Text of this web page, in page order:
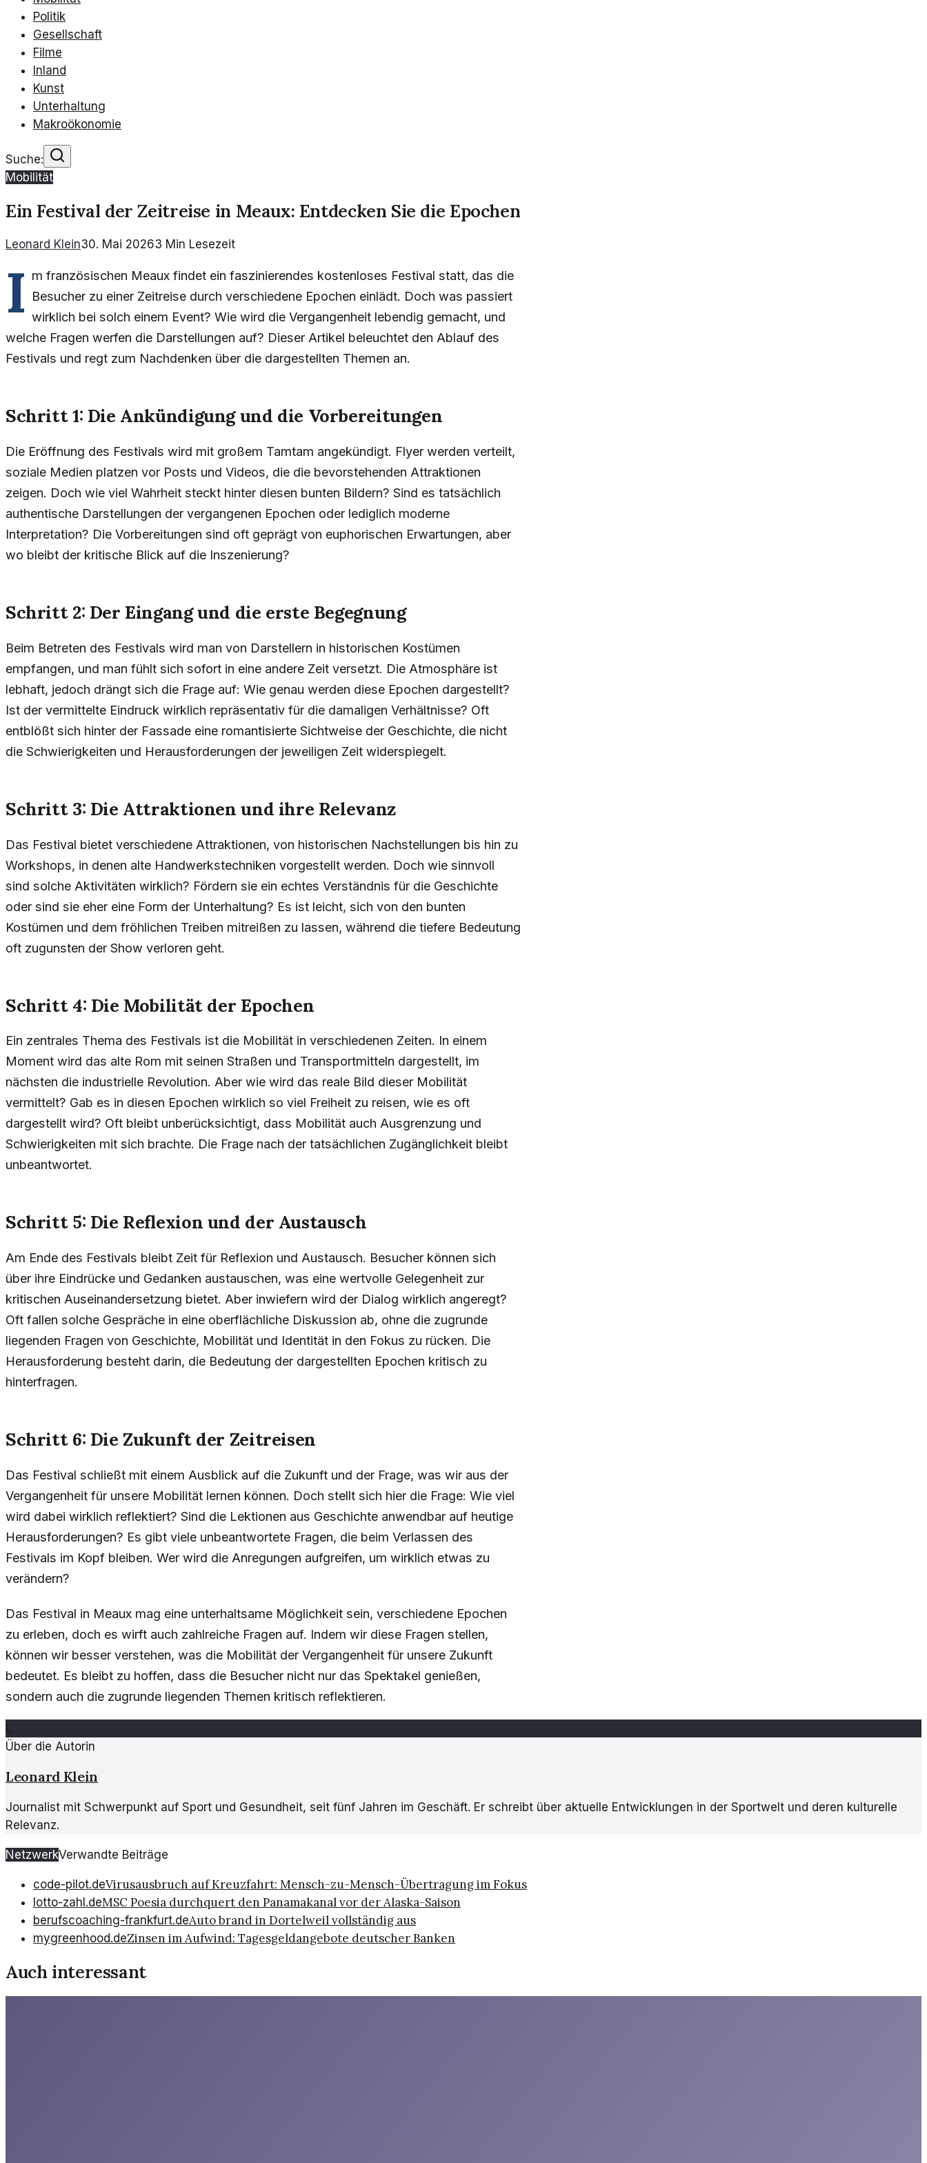
Politik
Gesellschaft
Filme
Inland
Kunst
Unterhaltung
Makroökonomie
Suche:
Mobilität
Ein Festival der Zeitreise in Meaux: Entdecken Sie die Epochen
Leonard Klein30. Mai 20263 Min Lesezeit
I m französischen Meaux findet ein faszinierendes kostenloses Festival statt, das die
Besucher zu einer Zeitreise durch verschiedene Epochen einlädt. Doch was passiert
wirklich bei solch einem Event? Wie wird die Vergangenheit lebendig gemacht, und
welche Fragen werfen die Darstellungen auf? Dieser Artikel beleuchtet den Ablauf des
Festivals und regt zum Nachdenken über die dargestellten Themen an.
Schritt 1: Die Ankündigung und die Vorbereitungen
Die Eröffnung des Festivals wird mit großem Tamtam angekündigt. Flyer werden verteilt,
soziale Medien platzen vor Posts und Videos, die die bevorstehenden Attraktionen
zeigen. Doch wie viel Wahrheit steckt hinter diesen bunten Bildern? Sind es tatsächlich
authentische Darstellungen der vergangenen Epochen oder lediglich moderne
Interpretation? Die Vorbereitungen sind oft geprägt von euphorischen Erwartungen, aber
wo bleibt der kritische Blick auf die Inszenierung?
Schritt 2: Der Eingang und die erste Begegnung
Beim Betreten des Festivals wird man von Darstellern in historischen Kostümen
empfangen, und man fühlt sich sofort in eine andere Zeit versetzt. Die Atmosphäre ist
lebhaft, jedoch drängt sich die Frage auf: Wie genau werden diese Epochen dargestellt?
Ist der vermittelte Eindruck wirklich repräsentativ für die damaligen Verhältnisse? Oft
entblößt sich hinter der Fassade eine romantisierte Sichtweise der Geschichte, die nicht
die Schwierigkeiten und Herausforderungen der jeweiligen Zeit widerspiegelt.
Schritt 3: Die Attraktionen und ihre Relevanz
Das Festival bietet verschiedene Attraktionen, von historischen Nachstellungen bis hin zu
Workshops, in denen alte Handwerkstechniken vorgestellt werden. Doch wie sinnvoll
sind solche Aktivitäten wirklich? Fördern sie ein echtes Verständnis für die Geschichte
oder sind sie eher eine Form der Unterhaltung? Es ist leicht, sich von den bunten
Kostümen und dem fröhlichen Treiben mitreißen zu lassen, während die tiefere Bedeutung
oft zugunsten der Show verloren geht.
Schritt 4: Die Mobilität der Epochen
Ein zentrales Thema des Festivals ist die Mobilität in verschiedenen Zeiten. In einem
Moment wird das alte Rom mit seinen Straßen und Transportmitteln dargestellt, im
nächsten die industrielle Revolution. Aber wie wird das reale Bild dieser Mobilität
vermittelt? Gab es in diesen Epochen wirklich so viel Freiheit zu reisen, wie es oft
dargestellt wird? Oft bleibt unberücksichtigt, dass Mobilität auch Ausgrenzung und
Schwierigkeiten mit sich brachte. Die Frage nach der tatsächlichen Zugänglichkeit bleibt
unbeantwortet.
Schritt 5: Die Reflexion und der Austausch
Am Ende des Festivals bleibt Zeit für Reflexion und Austausch. Besucher können sich
über ihre Eindrücke und Gedanken austauschen, was eine wertvolle Gelegenheit zur
kritischen Auseinandersetzung bietet. Aber inwiefern wird der Dialog wirklich angeregt?
Oft fallen solche Gespräche in eine oberflächliche Diskussion ab, ohne die zugrunde
liegenden Fragen von Geschichte, Mobilität und Identität in den Fokus zu rücken. Die
Herausforderung besteht darin, die Bedeutung der dargestellten Epochen kritisch zu
hinterfragen.
Schritt 6: Die Zukunft der Zeitreisen
Das Festival schließt mit einem Ausblick auf die Zukunft und der Frage, was wir aus der
Vergangenheit für unsere Mobilität lernen können. Doch stellt sich hier die Frage: Wie viel
wird dabei wirklich reflektiert? Sind die Lektionen aus Geschichte anwendbar auf heutige
Herausforderungen? Es gibt viele unbeantwortete Fragen, die beim Verlassen des
Festivals im Kopf bleiben. Wer wird die Anregungen aufgreifen, um wirklich etwas zu
verändern?
Das Festival in Meaux mag eine unterhaltsame Möglichkeit sein, verschiedene Epochen
zu erleben, doch es wirft auch zahlreiche Fragen auf. Indem wir diese Fragen stellen,
können wir besser verstehen, was die Mobilität der Vergangenheit für unsere Zukunft
bedeutet. Es bleibt zu hoffen, dass die Besucher nicht nur das Spektakel genießen,
sondern auch die zugrunde liegenden Themen kritisch reflektieren.
L
Über die Autorin
Leonard Klein
Journalist mit Schwerpunkt auf Sport und Gesundheit, seit fünf Jahren im Geschäft. Er schreibt über aktuelle Entwicklungen in der Sportwelt und deren kulturelle
Relevanz.
NetzwerkVerwandte Beiträge
code-pilot.deVirusausbruch auf Kreuzfahrt: Mensch-zu-Mensch-Übertragung im Fokus
lotto-zahl.deMSC Poesia durchquert den Panamakanal vor der Alaska-Saison
berufscoaching-frankfurt.deAuto brand in Dortelweil vollständig aus
mygreenhood.deZinsen im Aufwind: Tagesgeldangebote deutscher Banken
Auch interessant